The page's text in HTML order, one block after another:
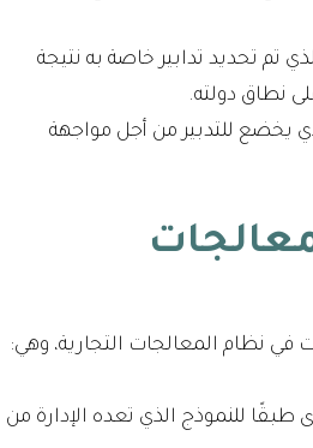
تم تحديد تدابير خاصة به نتيجة
نطاق دولته.
يخضع للتدبير من أجل مواجهة
في نظام المعالجات التجارية، وهي:
للنموذج الذي تعده الإدارة من